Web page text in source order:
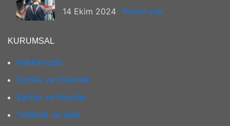
14 Ekim 2024 Yorum yok
KURUMSAL
Hakkımızda
Gizlilik ve Güvenlik
Şartlar ve Koşullar
Teslimat ve İade